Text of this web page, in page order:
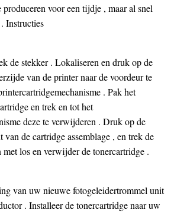
voor een tijdje , maar al snel
Instructies
de stekker . Lokaliseren en druk op de
van de printer naar de voordeur te
. Pak het
en trek en tot het
deze te verwijderen . Druk op de
van de cartridge assemblage , en trek de
met los en verwijder de tonercartridge .
van uw nieuwe fotogeleidertrommel unit
. Installeer de tonercartridge naar uw